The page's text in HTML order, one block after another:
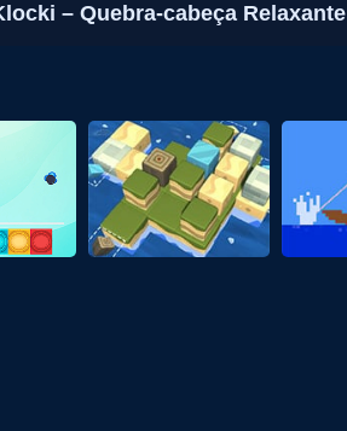
– Quebra-cabeça Relaxante